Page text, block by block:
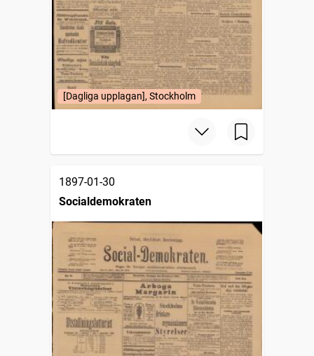
[Dagliga upplagan], Stockholm
1897-01-30
Socialdemokraten